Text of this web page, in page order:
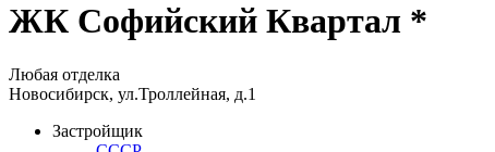
ЖК Софийский Квартал *
Любая отделка
Новосибирск, ул.Троллейная, д.1
Застройщик